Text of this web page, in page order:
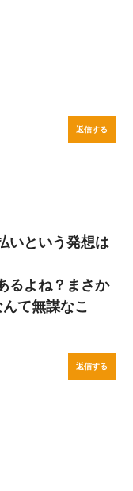
返信する
いという発想は
るよね？まさか
て無謀なこ
返信する